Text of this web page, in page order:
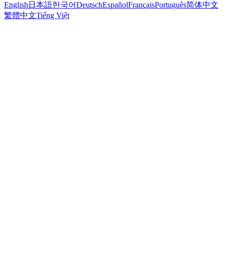
English 日本語한국어DeutschEspañolFrançaisPortuguês简体中文
繁體中文Tiếng Việt